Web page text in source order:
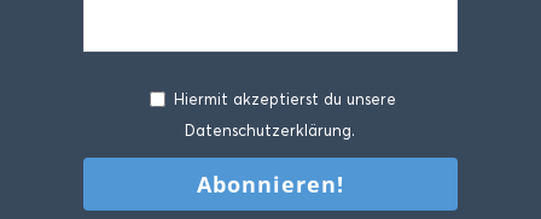
Hiermit akzeptierst du unsere
Datenschutzerklärung.